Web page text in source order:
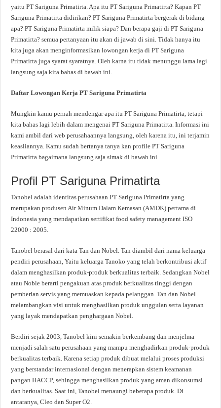
yaitu PT Sariguna Primatirta. Apa itu PT Sariguna Primatirta? Kapan PT
Sariguna Primatirta didirikan? PT Sariguna Primatirta bergerak di bidang
apa? PT Sariguna Primatirta milik siapa? Dan berapa gaji di PT Sariguna
Primatirta? semua pertanyaan itu akan di jawab di sini. Tidak hanya itu
kita juga akan menginformasikan lowongan kerja di PT Sariguna
Primatirta juga syarat syaratnya. Oleh karna itu tidak menunggu lama lagi
langsung saja kita bahas di bawah ini.
Daftar Lowongan Kerja PT Sariguna Primatirta
Mungkin kamu pernah mendengar apa itu PT Sariguna Primatirta, tetapi
kita bahas lagi lebih dalam mengenai PT Sariguna Primatirta. Informasi ini
kami ambil dari web perusahaannya langsung, oleh karena itu, ini terjamin
keasliannya. Kamu sudah bertanya tanya kan profile PT Sariguna
Primatirta bagaimana langsung saja simak di bawah ini.
Profil PT Sariguna Primatirta
Tanobel adalah identitas perusahaan PT Sariguna Primatirta yang
merupakan produsen Air Minum Dalam Kemasan (AMDK) pertama di
Indonesia yang mendapatkan sertifikat food safety management ISO
22000 : 2005.
Tanobel berasal dari kata Tan dan Nobel. Tan diambil dari nama keluarga
pendiri perusahaan, Yaitu keluarga Tanoko yang telah berkontribusi aktif
dalam menghasilkan produk-produk berkualitas terbaik. Sedangkan Nobel
atau Noble berarti pengakuan atas produk berkualitas tinggi dengan
pemberian servis yang memuaskan kepada pelanggan. Tan dan Nobel
melambangkan visi untuk menghasilkan produk unggulan serta layanan
yang layak mendapatkan penghargaan Nobel.
Berdiri sejak 2003, Tanobel kini semakin berkembang dan menjelma
menjadi salah satu perusahaan yang mampu menghadirkan produk-produk
berkualitas terbaik. Karena setiap produk dibuat melalui proses produksi
yang berstandar internasional dengan menerapkan sistem keamanan
pangan HACCP, sehingga menghasilkan produk yang aman dikonsumsi
dan berkualitas. Saat ini, Tanobel menaungi beberapa produk. Di
antaranya, Cleo dan Super O2.